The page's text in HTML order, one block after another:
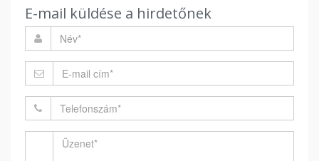
E-mail küldése a hirdetőnek